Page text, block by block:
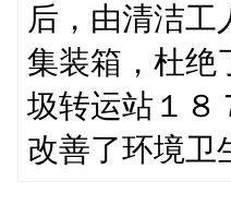
后，由清洁工
集装箱，杜绝
圾转运站１８
改善了环境卫